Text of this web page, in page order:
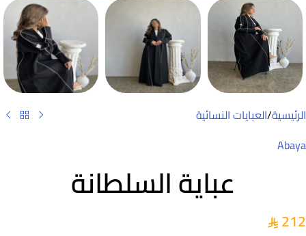
الرئيسية/العبايات النسائية
Abaya
عباية السلطانة
212